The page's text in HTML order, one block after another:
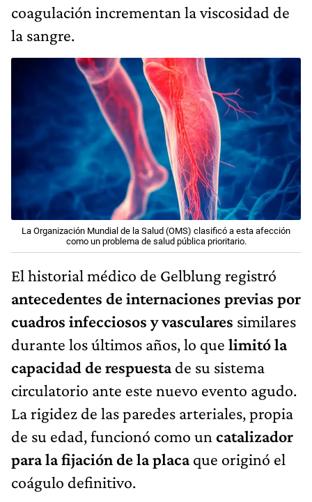
coagulación incrementan la viscosidad de
la sangre.
La Organización Mundial de la Salud (OMS) clasificó a esta afección
como un problema de salud pública prioritario.
El historial médico de Gelblung registró
antecedentes de internaciones previas por
cuadros infecciosos y vasculares similares
durante los últimos años, lo que limitó la
capacidad de respuestade su sistema
circulatorio ante este nuevo evento agudo.
La rigidez de las paredes arteriales, propia
de su edad, funcionó como un catalizador
para la fijación de la placaque originó el
coágulo definitivo.